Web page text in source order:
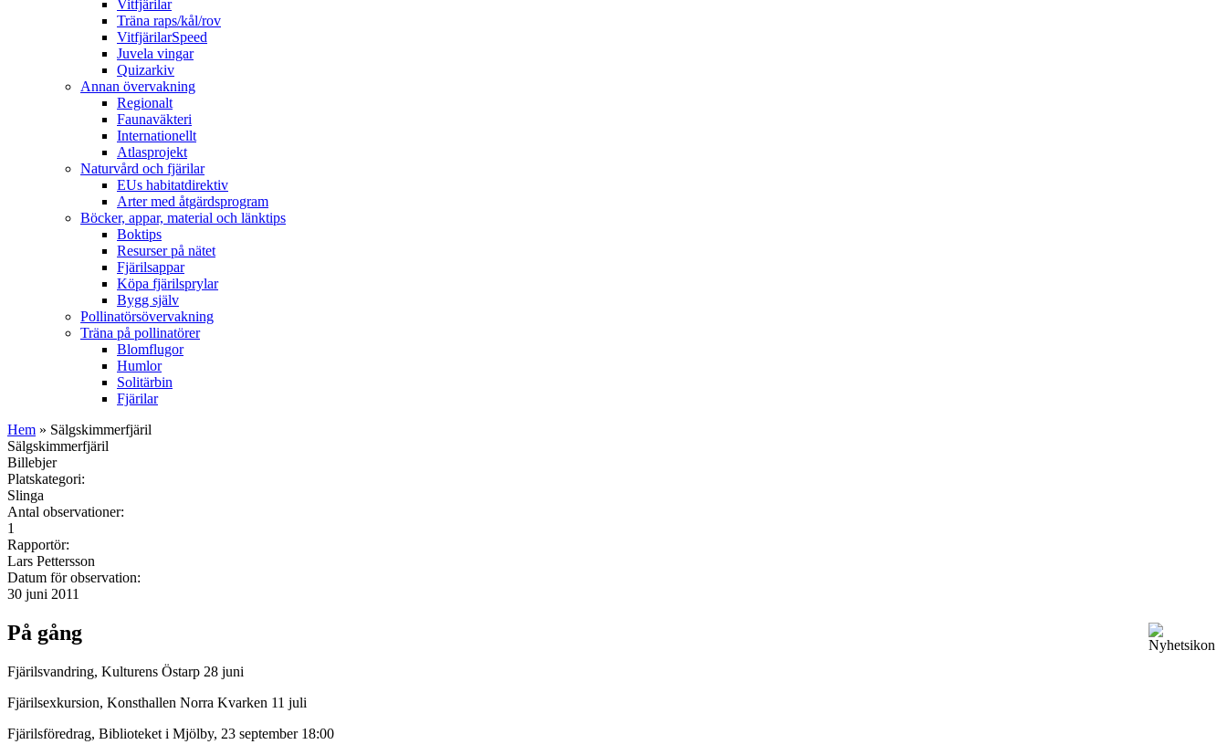
Vitfjärilar
Träna raps/kål/rov
VitfjärilarSpeed
Juvela vingar
Quizarkiv
Annan övervakning
Regionalt
Faunaväkteri
Internationellt
Atlasprojekt
Naturvård och fjärilar
EUs habitatdirektiv
Arter med åtgärdsprogram
Böcker, appar, material och länktips
Boktips
Resurser på nätet
Fjärilsappar
Köpa fjärilsprylar
Bygg själv
Pollinatörsövervakning
Träna på pollinatörer
Blomflugor
Humlor
Solitärbin
Fjärilar
Hem » Sälgskimmerfjäril
Sälgskimmerfjäril
Billebjer
Platskategori:
Slinga
Antal observationer:
1
Rapportör:
Lars Pettersson
Datum för observation:
30 juni 2011
På gång
Fjärilsvandring, Kulturens Östarp 28 juni
Fjärilsexkursion, Konsthallen Norra Kvarken 11 juli
Fjärilsföredrag, Biblioteket i Mjölby, 23 september 18:00